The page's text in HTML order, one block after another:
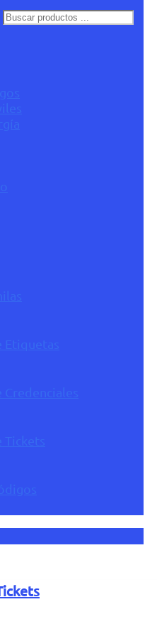
Etiquetas
Credenciales
Tickets